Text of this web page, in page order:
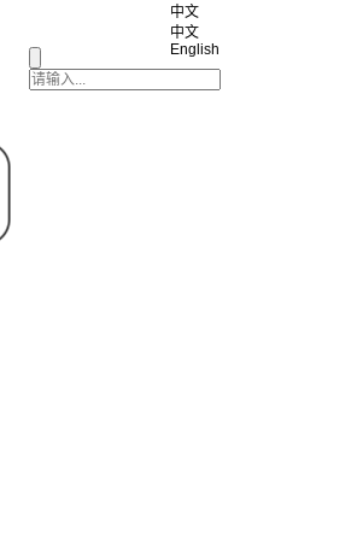
中文
中文
English